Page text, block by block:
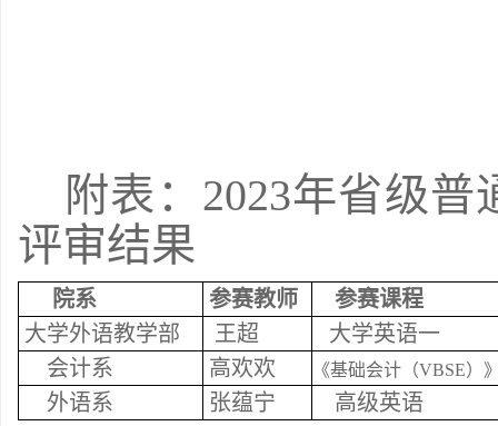
附表：2023年省级
评审结果
院系 参赛教师
参赛课程
大学外语教学部
王超
大学英语一
会计系
高欢欢 《基础会计（VBSE）
外语系 张蕴宁 高级英语